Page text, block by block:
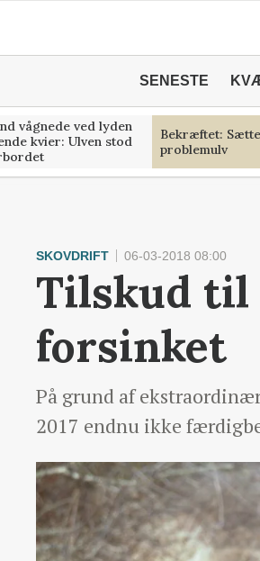
SENESTE
vågnede ved lyden
kvier: Ulven stod
Bekræftet:
problemulv
SKOVDRIFT 06-03-2018 08:00
Tilskud
forsinket
På grund af
2017 endnu ikke